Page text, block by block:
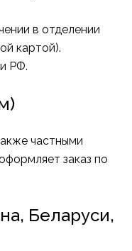
в отделении
картой).
РФ.
частными
заказ по
Беларуси,